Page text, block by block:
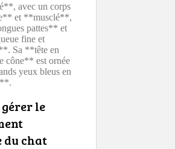
avec un corps
et **musclé**,
pattes** et
fine et
Sa **tête en
cône** est ornée
yeux bleus en
le
chat